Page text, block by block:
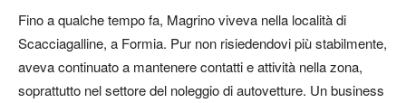
Fino a qualche tempo fa, Magrino viveva nella località di
Scacciagalline, a Formia. Pur non risiedendovi più stabilmente,
aveva continuato a mantenere contatti e attività nella zona,
soprattutto nel settore del noleggio di autovetture. Un business